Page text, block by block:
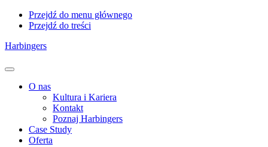
Przejdź do menu głównego
Przejdź do treści
Harbingers
Menu
O nas
Kultura i Kariera
Kontakt
Poznaj Harbingers
Case Study
Oferta